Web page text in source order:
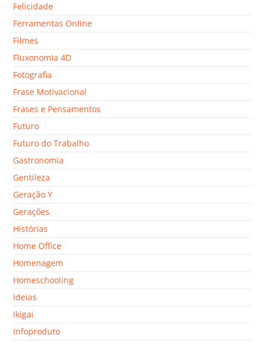
Felicidade
Ferramentas Online
Filmes
Fluxonomia 4D
Fotografia
Frase Motivacional
Frases e Pensamentos
Futuro
Futuro do Trabalho
Gastronomia
Gentileza
Geração Y
Gerações
Histórias
Home Office
Homenagem
Homeschooling
Ideias
Ikigai
Infoproduto